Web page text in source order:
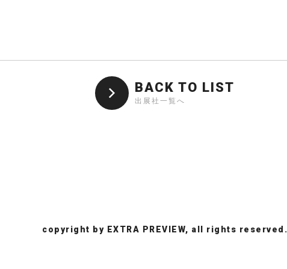
BACK TO LIST
出展社一覧へ
copyright by EXTRA PREVIEW, all rights reserved.